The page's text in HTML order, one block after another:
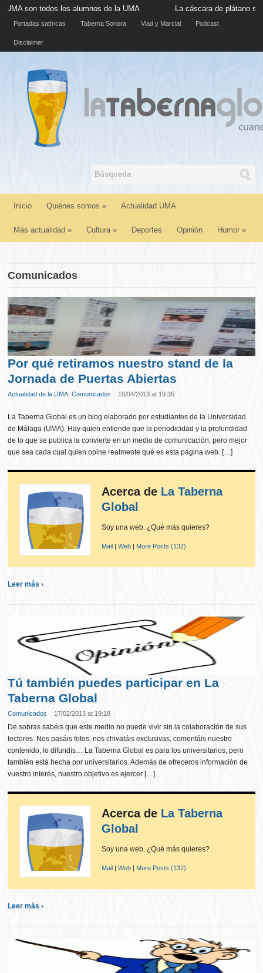
los alumnos de la UMA La cáscara de plátano situada en
Portadas satíricas Taberna Sonora Vlad y Marcial Podcast
Disclaimer
Inicio Quiénes somos » Actualidad UMA
Más actualidad » Cultura» Deportes Opinión Humor »
Comunicados
Por qué retiramos nuestro stand de la
Jornada de Puertas Abiertas
Actualidad de la UMA ,Comunicados 18/04/2013 at 19:35
La Taberna Global es un blog elaborado por estudiantes de la Universidad
de Málaga (UMA). Hay quien entiende que la periodicidad y la profundidad
de lo que se publica la convierte en un medio de comunicación, pero mejor
que sea cada cual quien opine realmente qué es esta página web. […]
Acerca de La Taberna
Global
Soy una web. ¿Qué más quieres?
Mail |Web | More Posts (132)
Leer más ›
Tú también puedes participar en La
Taberna Global
Comunicados 17/02/2013 at 19:18
De sobras sabéis que este medio no puede vivir sin la colaboración de sus
lectores. Nos pasáis fotos, nos chivatáis exclusivas, comentáis nuestro
contenido, lo difundís… La Taberna Global es para los universitarios, pero
también está hecha por universitarios. Además de ofreceros información de
vuestro interés, nuestro objetivo es ejercer […]
Acerca de La Taberna
Global
Soy una web. ¿Qué más quieres?
Mail |Web | More Posts (132)
Leer más ›